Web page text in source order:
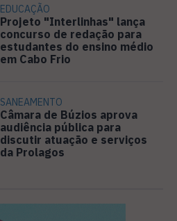
EDUCAÇÃO
Projeto "Interlinhas" lança
concurso de redação para
estudantes do ensino médio
em Cabo Frio
SANEAMENTO
Câmara de Búzios aprova
audiência pública para
discutir atuação e serviços
da Prolagos